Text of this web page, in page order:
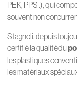
PEK, PPS..), qui
souvent non
Stagnoli, depuis
certifié la qualité du
les plastiques
les matériaux